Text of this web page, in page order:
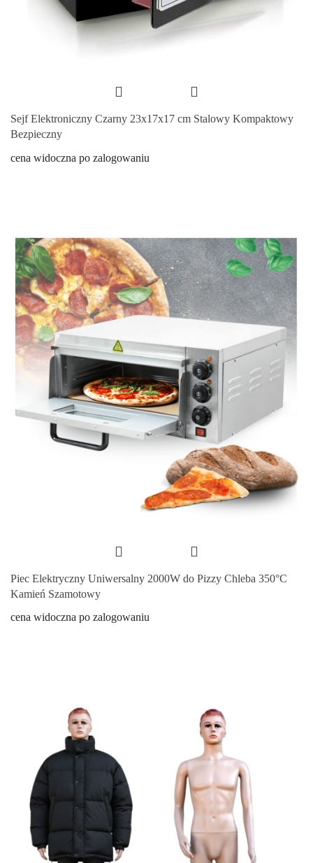
Sejf Elektroniczny Czarny 23x17x17 cm Stalowy Kompaktowy
Bezpieczny
cena widoczna po zalogowaniu
Piec Elektryczny Uniwersalny 2000W do Pizzy Chleba 350°C
Kamień Szamotowy
cena widoczna po zalogowaniu